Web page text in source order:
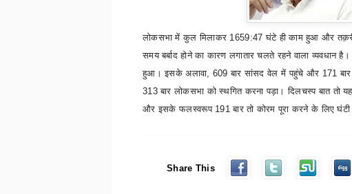
लोकसभा में कुल मिलाकर 1659:47घंटे ही काम हुआ और
समय बर्बाद होने का कारण लगातार चलते रहने वाला व्यवधान है।
हुआ। इसके अलावा, 609बार सांसद वेल में पहुंचे और 171
313बार लोकसभा को स्थगित करना पड़ा। दिलचस्प बात
और इसके फलस्वरूप 191बार तो कोरम पूरा करने के लिए घंटी
Share This